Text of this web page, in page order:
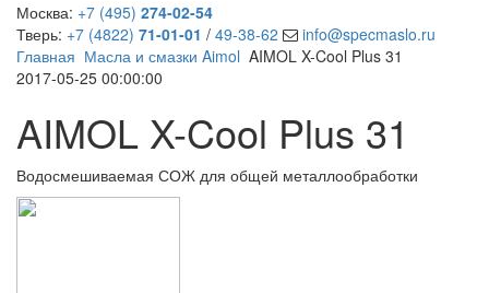
Москва: +7 (495) 274-02-54
Тверь: +7 (4822) 71-01-01 / 49-38-62
info@specmaslo.ru
Главная Масла и смазки Aimol AIMOL X-Cool Plus 31
2017-05-25 00:00:00
AIMOL X-Cool Plus 31
Водосмешиваемая СОЖ для общей металлообработки